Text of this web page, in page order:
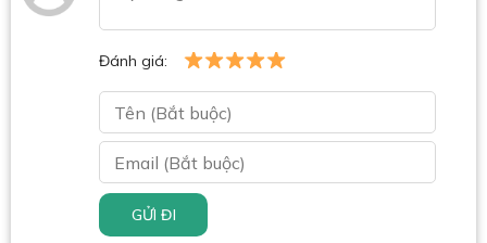
Đánh giá:
GỬI ĐI